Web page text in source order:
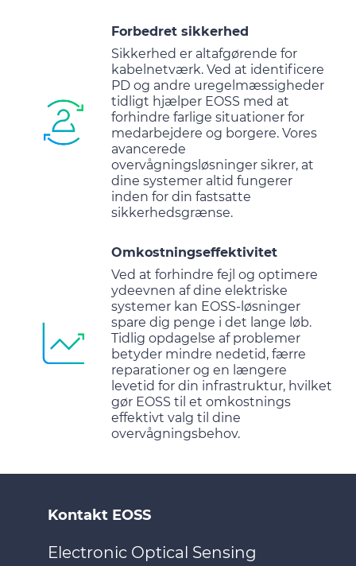
Forbedret sikkerhed
Sikkerhed er altafgørende for
kabelnetværk. Ved at identificere
PD og andre uregelmæssigheder
tidligt hjælper EOSS med at
forhindre farlige situationer for
medarbejdere og borgere. Vores
avancerede
overvågningsløsninger sikrer, at
dine systemer altid fungerer
inden for din fastsatte
sikkerhedsgrænse.
Omkostningseffektivitet
Ved at forhindre fejl og optimere
ydeevnen af ​​dine elektriske
systemer kan EOSS-løsninger
spare dig penge i det lange løb.
Tidlig opdagelse af problemer
betyder mindre nedetid, færre
reparationer og en længere
levetid for din infrastruktur, hvilket
gør EOSS til et omkostnings
effektivt valg til dine
overvågningsbehov.
Kontakt EOSS
Electronic Optical Sensing